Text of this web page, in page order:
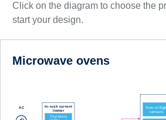
Click on the diagram to choose the
start your design.
Microwave ovens